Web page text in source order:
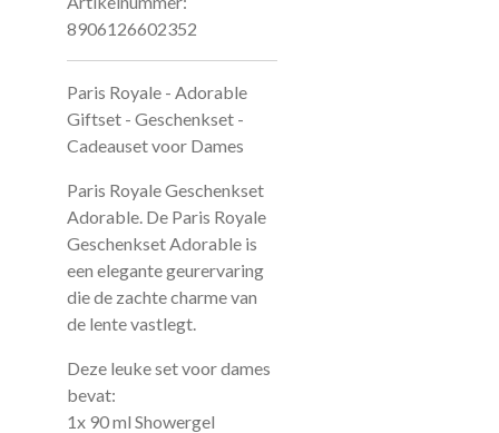
8906126602352
Paris Royale - Adorable
Giftset - Geschenkset -
Cadeauset voor Dames
Paris Royale Geschenkset
Adorable. De Paris Royale
Geschenkset Adorable is
een elegante geurervaring
die de zachte charme van
de lente vastlegt.
Deze leuke set voor dames
bevat:
1x 90 ml Showergel